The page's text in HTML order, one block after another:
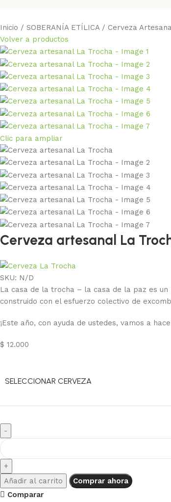
Inicio SOBERANÍA ETÍLICA Cerveza
Volver a productos
Clic para ampliar
Cerveza artesanal La
SKU: N/D
La casa de la trocha – la casa de la paz es
construido con el esfuerzo colectivo de
¡Este año, con ayuda de ustedes, vamos a
$ 12.000
SELECCIONAR CERVEZA
Añadir al carrito
Comprar ahora
Comparar